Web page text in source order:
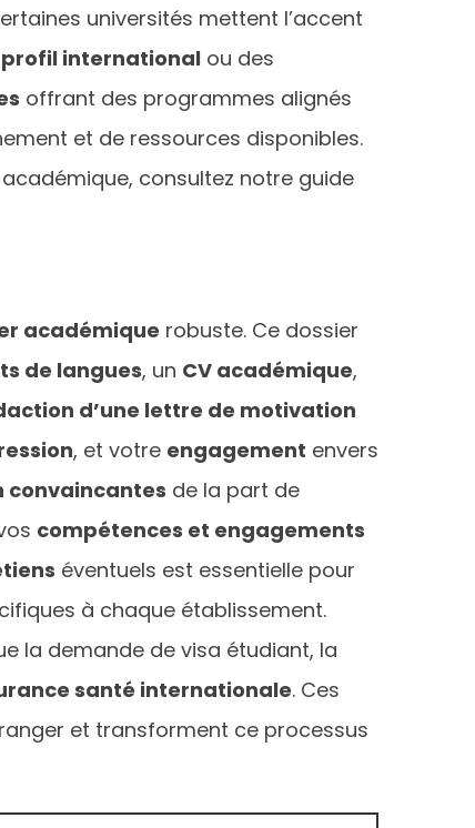
universités mettent l’accent
profil international ou des
offrant des programmes alignés
et de ressources disponibles.
consultez notre guide
académique robuste. Ce dossier
de langues, un CV académique,
d’une lettre de motivation
, et votre engagement envers
convaincantes de la part de
compétences et engagements
éventuels est essentielle pour
à chaque établissement.
la demande de visa étudiant, la
santé internationale. Ces
et transforment ce processus